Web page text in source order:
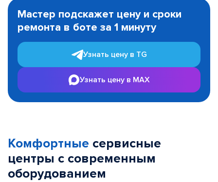
1
Мастер подскажет цену и сроки
ремонта в боте за 1 минуту
Узнать цену в TG
Узнать цену в MAX
Комфортные сервисные
центры с современным
оборудованием